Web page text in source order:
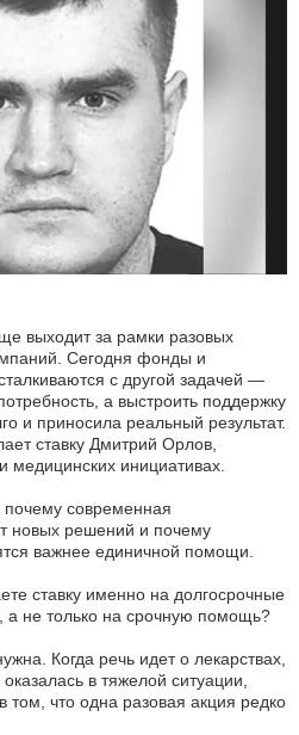
МИРЕ
НАУКА
СПОРТ
БИЗНЕС
И МОТО
БЛОГ
выходит за рамки разовых
Сегодня фонды и
с другой задачей —
а выстроить поддержку
и приносила реальный результат.
ставку Дмитрий Орлов,
медицинских инициативах.
современная
новых решений и почему
важнее единичной помощи.
ставку именно на долгосрочные
а не только на срочную помощь?
Когда речь идет о лекарствах,
в тяжелой ситуации,
том, что одна разовая акция редко